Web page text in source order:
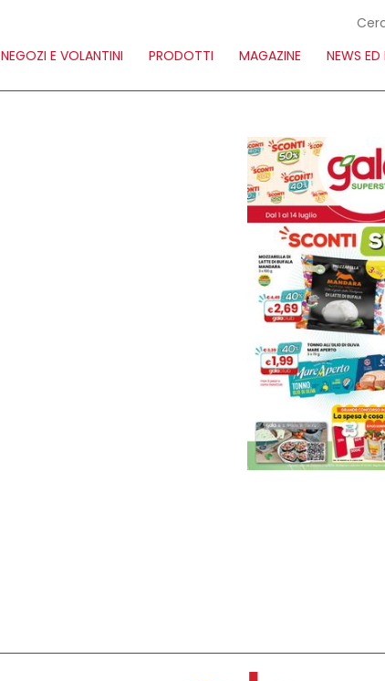
NEGOZI E VOLANTINI PRODOTTI MAGAZINE NEWS ED